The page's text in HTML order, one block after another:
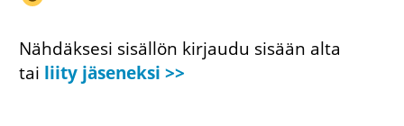
Nähdäksesi sisällön kirjaudu sisään alta
tai liity jäseneksi >>